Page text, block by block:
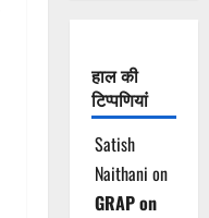
हाल की
टिप्पणियां
Satish
Naithani on
GRAP on